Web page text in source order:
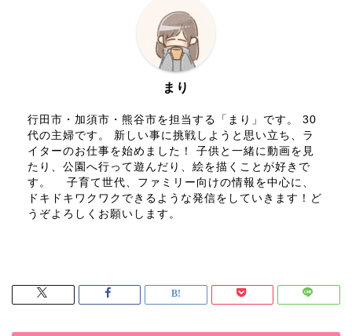
まり
行田市・加須市・熊谷市を担当する「まり」です。 30
代の主婦です。 新しい事に挑戦しようと思い立ち、ラ
イターのお仕事を始めました！ 子供と一緒に動画を見
たり、公園へ行って遊んだり、絵を描くことが好きで
す。 子育て世代、ファミリー向けの情報を中心に、
ドキドキワクワクできるような発信をしていきます！ど
うぞよろしくお願いします。